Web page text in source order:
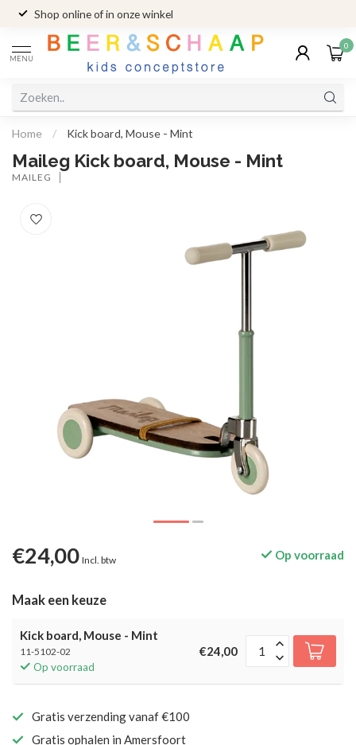
Shop online of in onze winkel
MENU
0
Home / Kick board, Mouse - Mint
Maileg Kick board, Mouse - Mint
MAILEG
€24,00 Incl. btw Op voorraad
Maak een keuze
Kick board, Mouse - Mint
11-5102-02
Op voorraad
€24,00
Gratis verzending vanaf €100
Gratis ophalen in Amersfoort